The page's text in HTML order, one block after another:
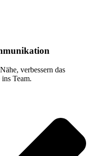
verbessern das
Team.